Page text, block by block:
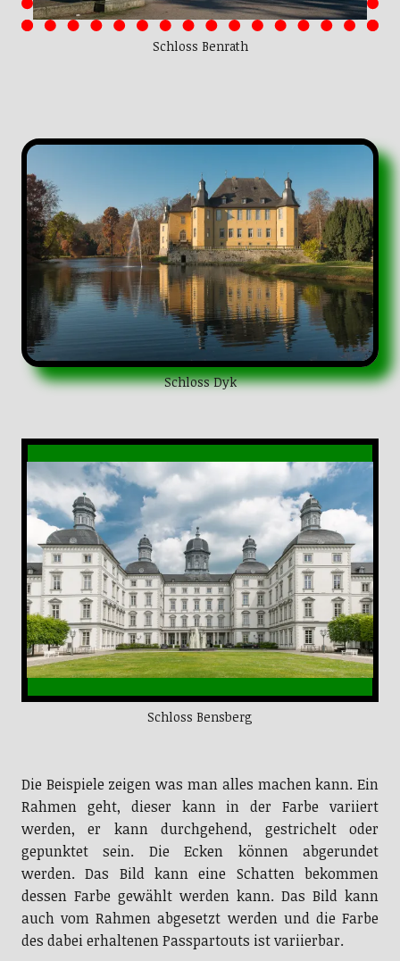
Schloss Benrath
Schloss Dyk
Schloss Bensberg
Die Beispiele zeigen was man alles machen kann. Ein
Rahmen geht, dieser kann in der Farbe variiert
werden, er kann durchgehend, gestrichelt oder
gepunktet sein. Die Ecken können abgerundet
werden. Das Bild kann eine Schatten bekommen
dessen Farbe gewählt werden kann. Das Bild kann
auch vom Rahmen abgesetzt werden und die Farbe
des dabei erhaltenen Passpartouts ist variierbar.